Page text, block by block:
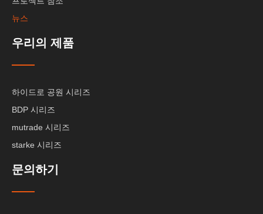
뉴스
우리의 제품
하이드로 공원 시리즈
BDP 시리즈
mutrade 시리즈
starke 시리즈
문의하기